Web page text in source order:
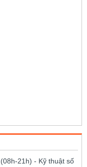
(08h-21h) - Kỹ thuật số